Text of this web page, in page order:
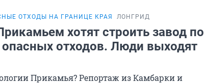
ОТХОДЫ НА ГРАНИЦЕ КРАЯ ЛОНГРИД
хотят строить завод по
отходов. Люди выходят
Прикамья? Репортаж из Камбарки и